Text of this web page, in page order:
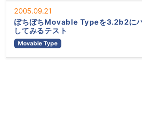
2005.09.21
ぼちぼちMovable Typeを3.2b2に
してみるテスト
Movable Type